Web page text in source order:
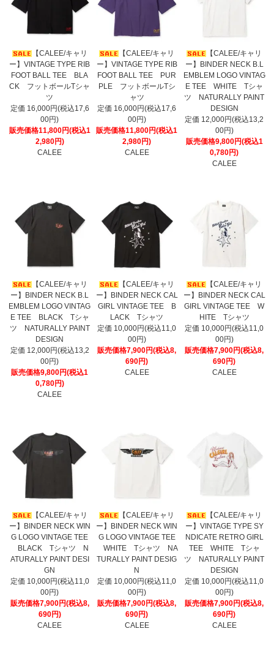
【CALEE/キャリ
ー】VINTAGE TYPE RIB
FOOT BALL TEE BLA
CK フットボールTシャ
ツ
定価 16,000円(税込17,6
00円)
販売価格11,800円(税込1
2,980円)
CALEE
【CALEE/キャリ
ー】VINTAGE TYPE RIB
FOOT BALL TEE PUR
PLE フットボールTシ
ャツ
定価 16,000円(税込17,6
00円)
販売価格11,800円(税込1
2,980円)
CALEE
【CALEE/キャリ
ー】BINDER NECK B.L
EMBLEM LOGO VINTAG
E TEE WHITE Tシャ
ツ NATURALLY PAINT
DESIGN
定価 12,000円(税込13,2
00円)
販売価格9,800円(税込1
0,780円)
CALEE
【CALEE/キャリ
ー】BINDER NECK B.L
EMBLEM LOGO VINTAG
E TEE BLACK Tシャ
ツ NATURALLY PAINT
DESIGN
定価 12,000円(税込13,2
00円)
販売価格9,800円(税込1
0,780円)
CALEE
【CALEE/キャリ
ー】BINDER NECK CAL
GIRL VINTAGE TEE B
LACK Tシャツ
定価 10,000円(税込11,0
00円)
販売価格7,900円(税込8,
690円)
CALEE
【CALEE/キャリ
ー】BINDER NECK CAL
GIRL VINTAGE TEE W
HITE Tシャツ
定価 10,000円(税込11,0
00円)
販売価格7,900円(税込8,
690円)
CALEE
【CALEE/キャリ
ー】BINDER NECK WIN
G LOGO VINTAGE TEE
BLACK Tシャツ N
ATURALLY PAINT DESI
GN
定価 10,000円(税込11,0
00円)
販売価格7,900円(税込8,
690円)
CALEE
【CALEE/キャリ
ー】BINDER NECK WIN
G LOGO VINTAGE TEE
WHITE Tシャツ NA
TURALLY PAINT DESIG
N
定価 10,000円(税込11,0
00円)
販売価格7,900円(税込8,
690円)
CALEE
【CALEE/キャリ
ー】VINTAGE TYPE SY
NDICATE RETRO GIRL
TEE WHITE Tシャ
ツ NATURALLY PAINT
DESIGN
定価 10,000円(税込11,0
00円)
販売価格7,900円(税込8,
690円)
CALEE